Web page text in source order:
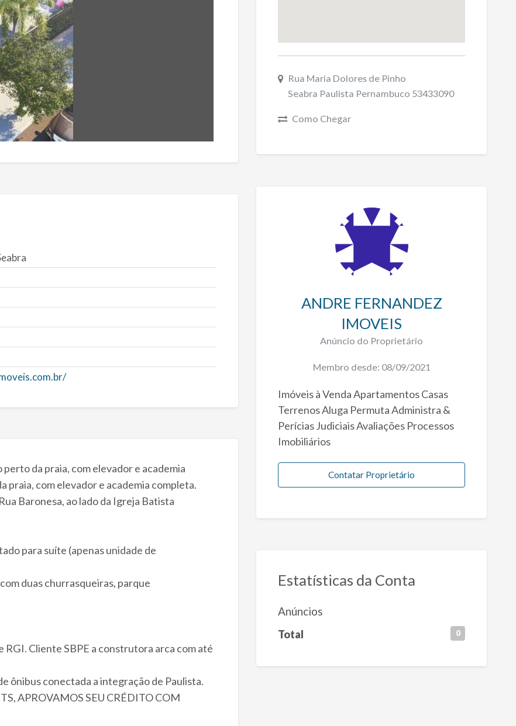
da praia, com elevador e academia
praia, com elevador e academia completa.
Baronesa, ao lado da Igreja Batista
para suíte (apenas unidade de
duas churrasqueiras, parque
Cliente SBPE a construtora arca com até
ônibus conectada a integração de Paulista.
APROVAMOS SEU CRÉDITO COM
Rua Maria Dolores de Pinho
Seabra Paulista Pernambuco 53433090
Como Chegar
ANDRE FERNANDEZ
IMOVEIS
Anúncio do Proprietário
Membro desde: 08/09/2021
Imóveis à Venda Apartamentos Casas
Terrenos Aluga Permuta Administra &
Perícias Judiciais Avaliações Processos
Imobiliários
Contatar Proprietário
Estatísticas da Conta
Anúncios
Total 0